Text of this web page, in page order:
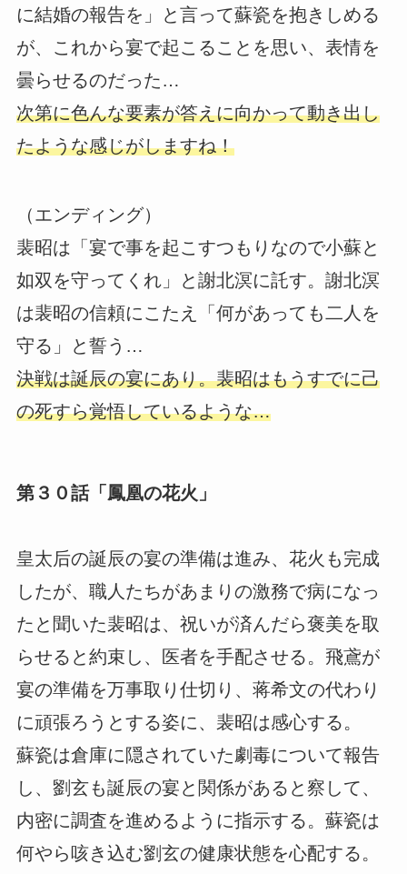
に結婚の報告を」と言って蘇瓷を抱きしめる
が、これから宴で起こることを思い、表情を
曇らせるのだった…
次第に色んな要素が答えに向かって動き出し
たような感じがしますね！
（エンディング）
裴昭は「宴で事を起こすつもりなので小蘇と
如双を守ってくれ」と謝北溟に託す。謝北溟
は裴昭の信頼にこたえ「何があっても二人を
守る」と誓う…
決戦は誕辰の宴にあり。裴昭はもうすでに己
の死すら覚悟しているような…
第３０話「鳳凰の花火」
皇太后の誕辰の宴の準備は進み、花火も完成
したが、職人たちがあまりの激務で病になっ
たと聞いた裴昭は、祝いが済んだら褒美を取
らせると約束し、医者を手配させる。飛鳶が
宴の準備を万事取り仕切り、蒋希文の代わり
に頑張ろうとする姿に、裴昭は感心する。
蘇瓷は倉庫に隠されていた劇毒について報告
し、劉玄も誕辰の宴と関係があると察して、
内密に調査を進めるように指示する。蘇瓷は
何やら咳き込む劉玄の健康状態を心配する。